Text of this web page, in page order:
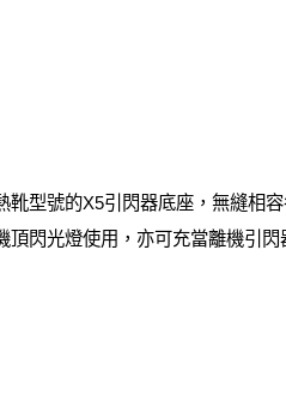
型號的X5引閃器底座，無縫相
閃光燈使用，亦可充當離機引